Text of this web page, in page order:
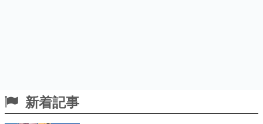
新着記事